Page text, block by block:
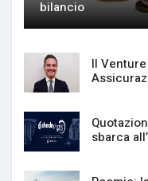
bilancio
Il
sbarca